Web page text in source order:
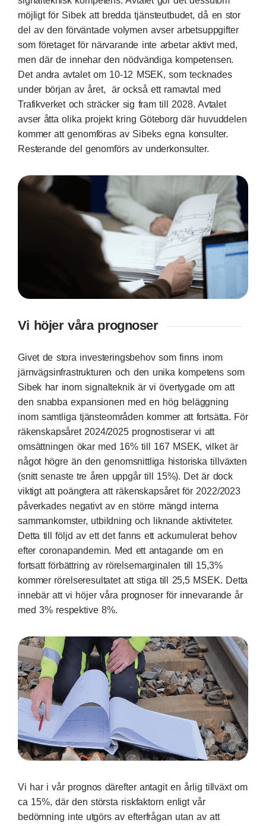
möjligt för Sibek att bredda tjänsteutbudet, då en stor
del av den förväntade volymen avser arbetsuppgifter
som företaget för närvarande inte arbetar aktivt med,
men där de innehar den nödvändiga kompetensen.
Det andra avtalet om 10-12 MSEK, som tecknades
under början av året, är också ett ramavtal med
Trafikverket och sträcker sig fram till 2028. Avtalet
avser åtta olika projekt kring Göteborg där huvuddelen
kommer att genomföras av Sibeks egna konsulter.
Resterande del genomförs av underkonsulter.
Vi höjer våra prognoser
Givet de stora investeringsbehov som finns inom
järnvägsinfrastrukturen och den unika kompetens som
Sibek har inom signalteknik är vi övertygade om att
den snabba expansionen med en hög beläggning
inom samtliga tjänsteområden kommer att fortsätta. För
räkenskapsåret 2024/2025 prognostiserar vi att
omsättningen ökar med 16% till 167 MSEK, vilket är
något högre än den genomsnittliga historiska tillväxten
(snitt senaste tre åren uppgår till 15%). Det är dock
viktigt att poängtera att räkenskapsåret för 2022/2023
påverkades negativt av en större mängd interna
sammankomster, utbildning och liknande aktiviteter.
Detta till följd av ett det fanns ett ackumulerat behov
efter coronapandemin. Med ett antagande om en
fortsatt förbättring av rörelsemarginalen till 15,3%
kommer rörelseresultatet att stiga till 25,5 MSEK. Detta
innebär att vi höjer våra prognoser för innevarande år
med 3% respektive 8%.
Vi har i vår prognos därefter antagit en årlig tillväxt om
ca 15%, där den största riskfaktorn enligt vår
bedömning inte utgörs av efterfrågan utan av att